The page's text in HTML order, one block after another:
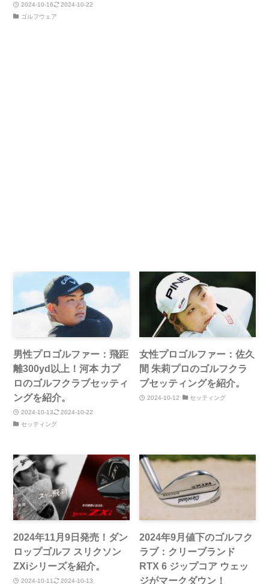
2024-10-16
2024-10-22
ゴルフウェア
男性プロゴルファー：飛距
離300yd以上！河本 力プ
ロのゴルフクラブセッティ
ングを紹介。
2024-10-13
2024-10-22
セッティング
女性プロゴルファー：佐久
間 朱莉プロのゴルフクラ
ブセッティングを紹介。
2024-10-12 セッティング
2024年11月9日発売！ダン
ロップゴルフ スリクソン
ZXiシリーズを紹介。
2024-10-11 2024-10-13
2024年9月値下のゴルフク
ラブ：クリーブランド
RTX 6 ジップコア ウェッ
ジがマークダウン！